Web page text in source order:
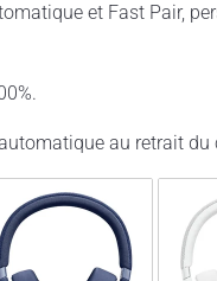
et Fast Pair,
au retrait du